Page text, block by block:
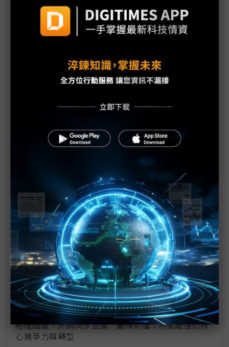
台灣汽車零件輸美稅率大降 東陽、堤維西等零組件
廠迎利多行情
朋程擴產搶攻高效車用元件市場 AI伺服器與HVDC
洲市佔首破15%
裕融嚴陳莉蓮：汽車、出行與用車事業的協同發展
回應232關稅優惠上路 東陽：對台灣汽車零件產業
具正面意義
新纖：地緣風險是危機也是轉機 三大布局推進成長
台美投資MOU關稅優惠先落地 汽車零組件15%、航
空零件迎近乎免稅
中資背景也能過關 Volvo獲白宮豁免可繼續在美賣
車
裕隆國產、外銷同步並進 嚴陳莉蓮：AI賦能強化核
心競爭力與轉型